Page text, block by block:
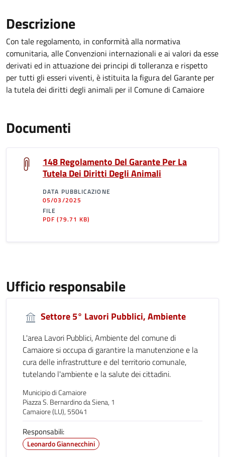
Descrizione
Con tale regolamento, in conformità alla normativa
comunitaria, alle Convenzioni internazionali e ai valori da esse
derivati ed in attuazione dei principi di tolleranza e rispetto
per tutti gli esseri viventi, è istituita la figura del Garante per
la tutela dei diritti degli animali per il Comune di Camaiore
Documenti
148 Regolamento Del Garante Per La
Tutela Dei Diritti Degli Animali
DATA PUBBLICAZIONE
05/03/2025
FILE
PDF(79.71 KB)
Ufficio responsabile
Settore 5° Lavori Pubblici, Ambiente
L'area Lavori Pubblici, Ambiente del comune di
Camaiore si occupa di garantire la manutenzione e la
cura delle infrastrutture e del territorio comunale,
tutelando l'ambiente e la salute dei cittadini.
Municipio di Camaiore
Piazza S. Bernardino da Siena, 1
Camaiore (LU), 55041
Responsabili:
Leonardo Giannecchini